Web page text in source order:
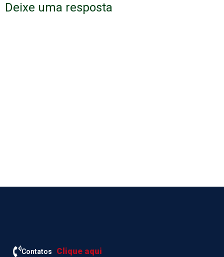
Deixe uma resposta
Contatos Clique aqui